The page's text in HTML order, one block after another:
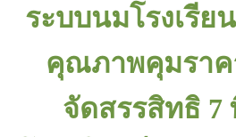
ระบบนมโรงเรี
คุณภาพคุมราค
จัดสรรสิทธิ 7